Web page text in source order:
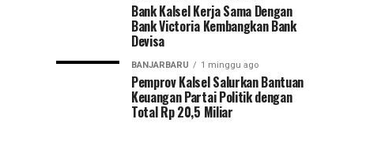
Bank Kalsel Kerja Sama Dengan
Bank Victoria Kembangkan Bank
Devisa
BANJARBARU 1 minggu ago
Pemprov Kalsel Salurkan Bantuan
Keuangan Partai Politik dengan
Total Rp 20,5 Miliar